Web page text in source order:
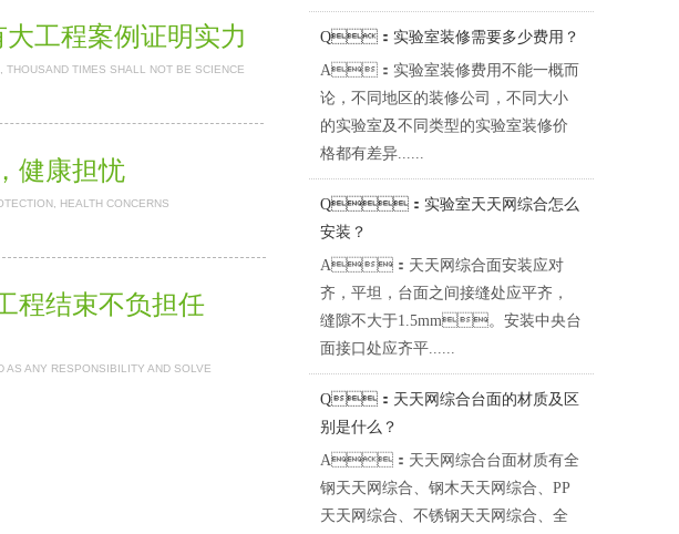
有大工程案例证明实力
TIMES SHALL NOT BE SCIENCE
，健康担忧
HEALTH CONCERNS
工程结束不负担任
AS ANY RESPONSIBILITY AND SOLVE
Q：实验室装修需要多少费用？
A：实验室装修费用不能一概而
论，不同地区的装修公司，不同大小
的实验室及不同类型的实验室装修价
格都有差异......
Q：实验室天天网综合怎么
安装？
A：天天网综合面安装应对
齐，平坦，台面之间接缝处应平齐，
缝隙不大于1.5mm。安装中央台
面接口处应齐平......
Q：天天网综合台面的材质及区
别是什么？
A：天天网综合台面材质有全
钢天天网综合、钢木天天网综合、PP
天天网综合、不锈钢天天网综合、全